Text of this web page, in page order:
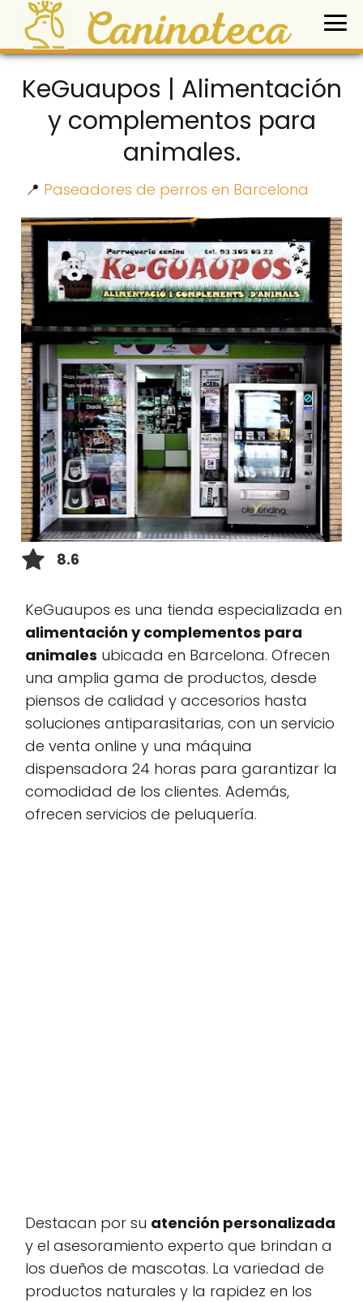
KeGuaupos | Alimentación
y complementos para
animales.
📍 Paseadores de perros en Barcelona
8.6
KeGuaupos es una tienda especializada en
alimentación y complementos para
animales ubicada en Barcelona. Ofrecen
una amplia gama de productos, desde
piensos de calidad y accesorios hasta
soluciones antiparasitarias, con un servicio
de venta online y una máquina
dispensadora 24 horas para garantizar la
comodidad de los clientes. Además,
ofrecen servicios de peluquería.
Destacan por su atención personalizada
y el asesoramiento experto que brindan a
los dueños de mascotas. La variedad de
productos naturales y la rapidez en los